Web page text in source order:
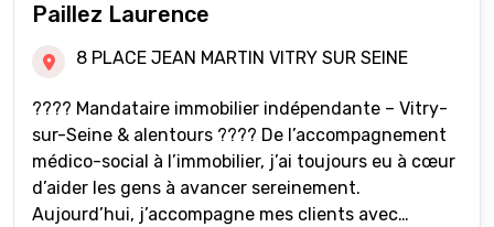
Paillez Laurence
8 PLACE JEAN MARTIN VITRY SUR SEINE
???? Mandataire immobilier indépendante – Vitry-
sur-Seine & alentours ???? De l’accompagnement
médico-social à l’immobilier, j’ai toujours eu à cœur
d’aider les gens à avancer sereinement.
Aujourd’hui, j’accompagne mes clients avec